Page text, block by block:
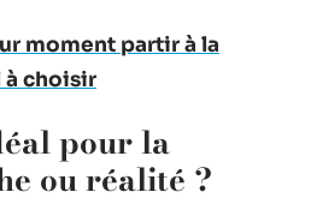
moment partir à la
à choisir
pour la
ou réalité ?